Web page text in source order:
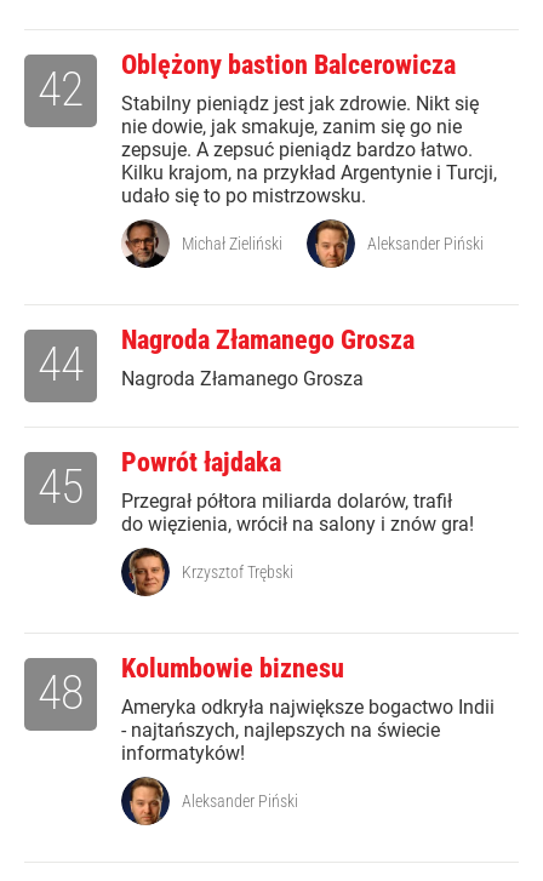
Oblężony bastion Balcerowicza
Stabilny pieniądz jest jak zdrowie. Nikt się
nie dowie, jak smakuje, zanim się go nie
zepsuje. A zepsuć pieniądz bardzo łatwo.
Kilku krajom, na przykład Argentynie i Turcji,
udało się to po mistrzowsku.
42
Michał Zieliński Aleksander Piński
Nagroda Złamanego Grosza
Nagroda Złamanego Grosza
44
Powrót łajdaka
Przegrał półtora miliarda dolarów, trafił
do więzienia, wrócił na salony i znów gra!
45
Krzysztof Trębski
Kolumbowie biznesu
Ameryka odkryła największe bogactwo Indii
- najtańszych, najlepszych na świecie
informatyków!
48
Aleksander Piński